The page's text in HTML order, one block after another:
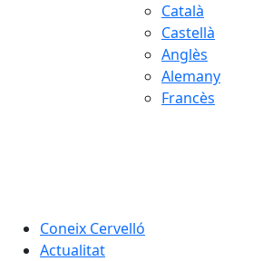
Català
Castellà
Anglès
Alemany
Francès
Coneix Cervelló
Actualitat